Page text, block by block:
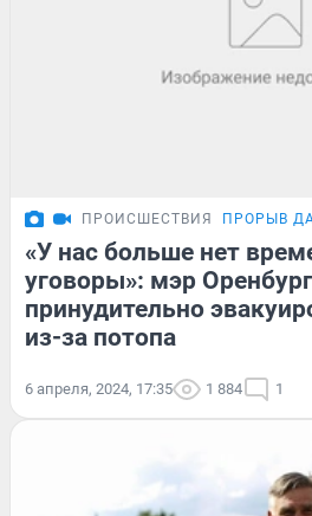
ПРОИСШЕСТВИЯ ПРОРЫВ
«У нас больше нет
уговоры»: мэр
принудительно
из-за потопа
6 апреля, 2024, 17:35 1 884 1